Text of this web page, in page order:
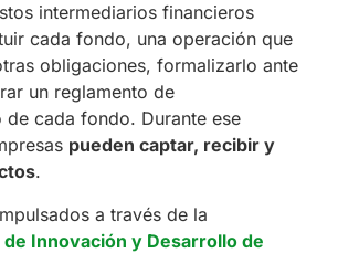
intermediarios financieros
cada fondo, una operación que
obligaciones, formalizarlo ante
un reglamento de
de cada fondo. Durante ese
pueden captar, recibir y
.
a través de la
Innovación y Desarrollo de